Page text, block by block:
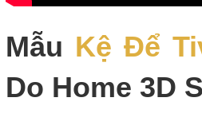
Mẫu Kệ Để
Do Home 3D